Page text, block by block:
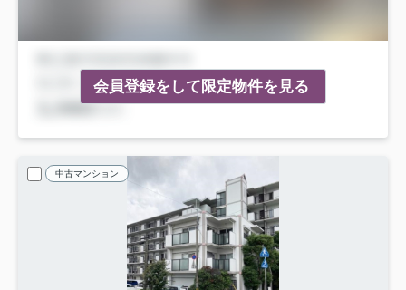
会員登録をして限定物件を見る
中古マンション